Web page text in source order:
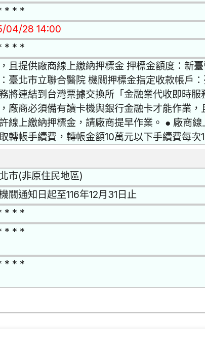
* * *
04/28 14:00
* * *
且提供廠商線上繳納押標金 押標金額度：新
臺北市立聯合醫院 機關押標金指定收款帳戶
將連結到台灣票據交換所「金融業代收即時
廠商必須備有讀卡機與銀行金融卡才能作業
線上繳納押標金，請廠商提早作業。 ● 廠商
轉帳手續費，轉帳金額10萬元以下手續費每次
市(非原住民地區)
關通知日起至116年12月31日止
* * *
* * *
* * *